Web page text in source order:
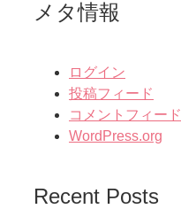
メタ情報
ログイン
投稿フィード
コメントフィード
WordPress.org
Recent Posts